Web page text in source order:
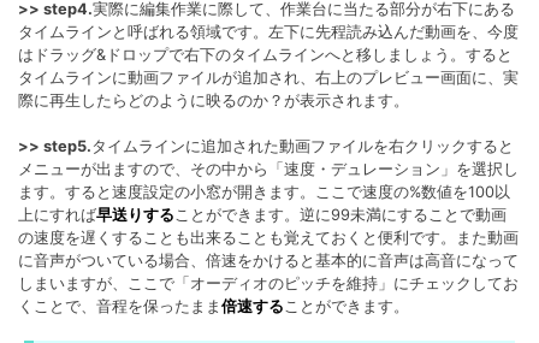
>> step4.実際に編集作業に際して、作業台に当たる部分が右下にある
タイムラインと呼ばれる領域です。左下に先程読み込んだ動画を、今度
はドラッグ&ドロップで右下のタイムラインへと移しましょう。すると
タイムラインに動画ファイルが追加され、右上のプレビュー画面に、実
際に再生したらどのように映るのか？が表示されます。
>> step5. タイムラインに追加された動画ファイルを右クリックすると
メニューが出ますので、その中から「速度・デュレーション」を選択し
ます。すると速度設定の小窓が開きます。ここで速度の%数値を100以
上にすれば早送りする ことができます。逆に99未満にすることで動画
の速度を遅くすることも出来ることも覚えておくと便利です。また動画
に音声がついている場合、倍速をかけると基本的に音声は高音になって
しまいますが、ここで「オーディオのピッチを維持」にチェックしてお
くことで、音程を保ったまま 倍速する ことができます。